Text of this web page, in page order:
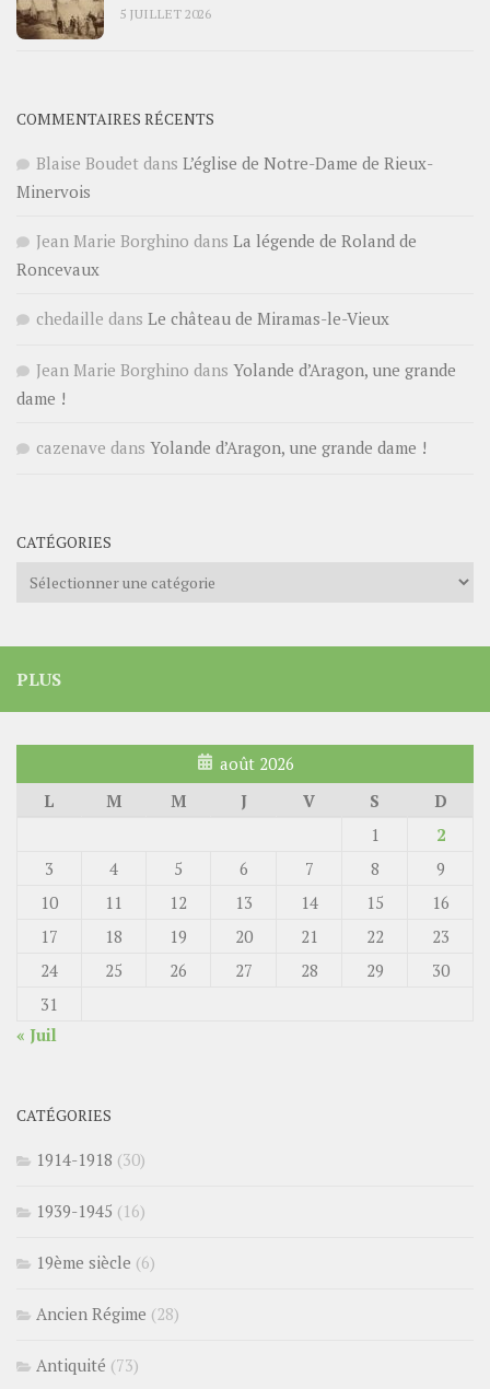
5 JUILLET 2026
COMMENTAIRES RÉCENTS
Blaise Boudet dans L’église de Notre-Dame de Rieux-
Minervois
Jean Marie Borghino dans La légende de Roland de
Roncevaux
chedaille dans Le château de Miramas-le-Vieux
Jean Marie Borghino dans Yolande d’Aragon, une grande
dame !
cazenave dans Yolande d’Aragon, une grande dame !
CATÉGORIES
Catégories
PLUS
août 2026
L
M M J V S
D
1
2
3
4 5 6 7 8
9
10
11 12 13 14 15
16
17
18 19 20 21 22
23
24
25 26 27 28 29
30
31
« Juil
CATÉGORIES
1914-1918 (30)
1939-1945 (16)
19ème siècle (6)
Ancien Régime (28)
Antiquité (73)